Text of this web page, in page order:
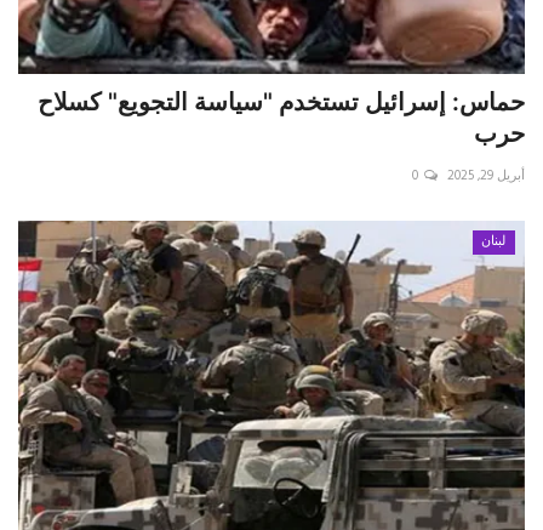
حماس: إسرائيل تستخدم "سياسة التجويع" كسلاح
حرب
أبريل 29, 2025 0
لبنان